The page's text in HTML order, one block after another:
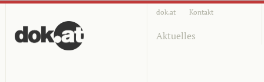
dok.at Kontakt
Aktuelles